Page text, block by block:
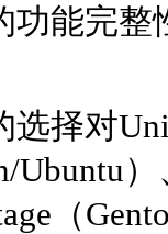
功能完整
择对
Ubuntu
（